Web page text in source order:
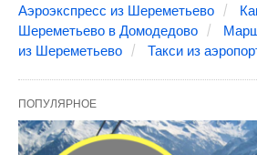
Аэроэкспресс из Шереметьево
Шереметьево в Домодедово
из Шереметьево
Такси из
ПОПУЛЯРНОЕ